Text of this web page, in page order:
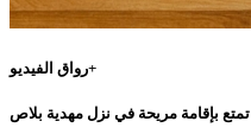
رواق الفيديو+
تمتع بإقامة مريحة في نزل مهدية بلاص